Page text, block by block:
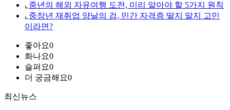
⌞ 중년의 해외 자유여행 도전, 미리 알아야 할 5가지 원칙
⌞ 중장년 재취업 양날의 검, 민간 자격증 딸지 말지 고민
이라면?
좋아요0
화나요0
슬퍼요0
더 궁금해요0
최신뉴스